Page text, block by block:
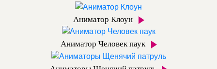
Аниматор Клоун
Аниматор Человек паук